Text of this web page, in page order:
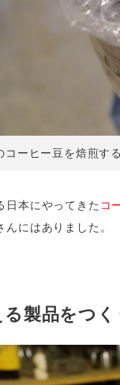
コーヒー豆を焙煎す
日本にやってきた コ
にはありました。
製品をつく